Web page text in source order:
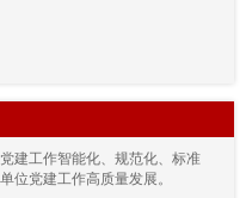
建工作智能化、规范化、标准
位党建工作高质量发展。